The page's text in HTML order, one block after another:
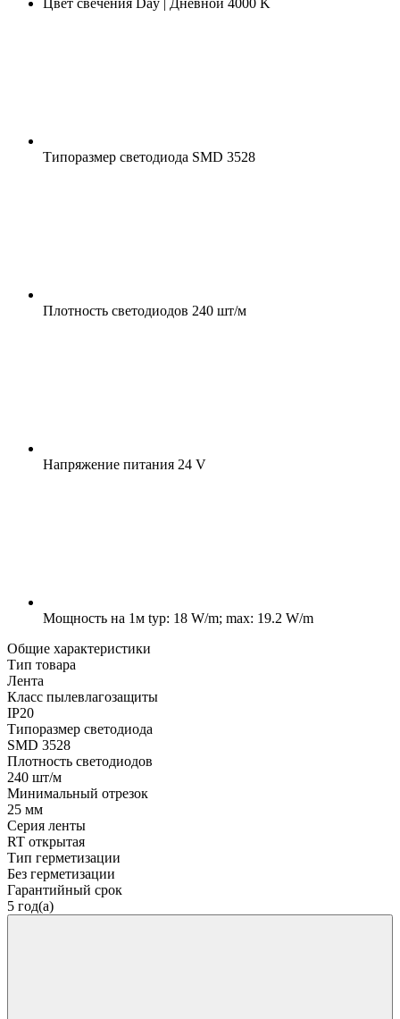
Типоразмер светодиода SMD 3528
Плотность светодиодов 240 шт/м
Напряжение питания 24 V
Мощность на 1м typ: 18 W/m; max: 19.2 W/m
Общие характеристики
Тип товара
Лента
Класс пылевлагозащиты
IP20
Типоразмер светодиода
SMD 3528
Плотность светодиодов
240 шт/м
Минимальный отрезок
25 мм
Серия ленты
RT открытая
Тип герметизации
Без герметизации
Гарантийный срок
5 год(а)